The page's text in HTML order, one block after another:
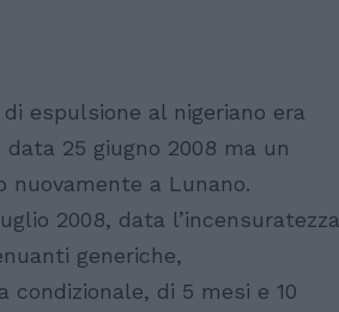
espulsione al nigeriano era
25 giugno 2008 ma un
nuovamente a Lunano.
2008, data l’incensuratezza
generiche,
condizionale, di 5 mesi e 10